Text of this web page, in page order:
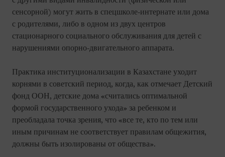
сенсорной) могут жить в спецшколе-интернате или дома
с родителями, либо в одном из двух центров
стационарного социального обслуживания для детей с
нарушениями опорно-двигательного аппарата.
Практика институционализации в Казахстане уходит
корнями в советский период, когда, как отмечает Детский
фонд ООН, детские дома «считались оптимальной
формой государственного ухода» за ребенком и
преобладала точка зрения, что «все те, кто по тем или
иным причинам не соответствует правилам общежития,
должны быть изолированы от общества».